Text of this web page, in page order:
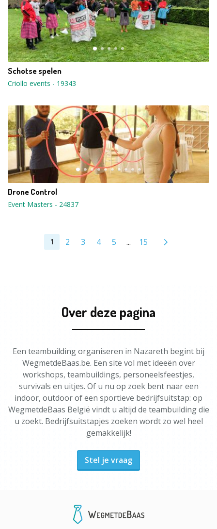
Schotse spelen
Criollo events - 19343
Drone Control
Event Masters - 24837
1 2 3 4 5 ... 15
Over deze pagina
Een teambuilding organiseren in Nazareth begint bij
WegmetdeBaas.be. Een site vol met ideeën over
workshops, teambuildings, personeelsfeestjes,
survivals en uitjes. Of u nu op zoek bent naar een
indoor, outdoor of een sportieve bedrijfsuitstap: op
WegmetdeBaas België vindt u altijd de teambuilding die
u zoekt. Bedrijfsuitstapjes zoeken wordt zo wel heel
gemakkelijk!
Stel je vraag